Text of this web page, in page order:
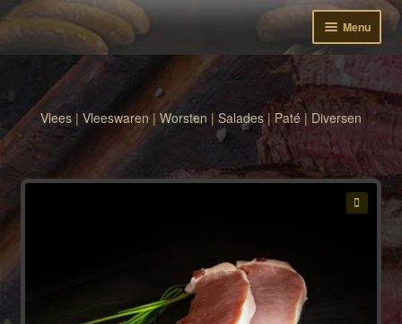
Menu
Bestellen
Winkelwagen
Vlees | Vleeswaren| Worsten | Salades| Paté | Diversen